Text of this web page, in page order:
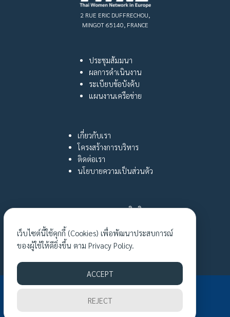
2 RUE ERIC DUFFRECHOU,
MINGOT 65140, FRANCE
ประชุมสัมมนา
ผลการดำเนินงาน
ระเบียบข้อบังคับ
แผนงานเครือข่าย
เกี่ยวกับเรา
โครงสร้างการบริหาร
ติดต่อเรา
นโยบายความเป็นส่วนตัว
กฎหมายและสิทธิ
เรื่องเล่าเงาชีวิต
กิจกรรมล่าสุด
เว็บไซต์นี้ใช้คุกกี้ (Cookies) เพื่อพัฒนาประสบการณ์
ของผู้ใช้ให้ดียิ่งขึ้น ตาม Privacy Policy.
ACCEPT
REJECT